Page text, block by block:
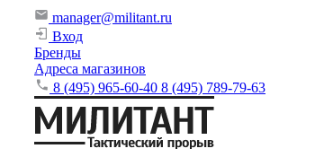
manager@militant.ru
Вход
Бренды
Адреса магазинов
8 (495) 965-60-40 8 (495) 789-79-63